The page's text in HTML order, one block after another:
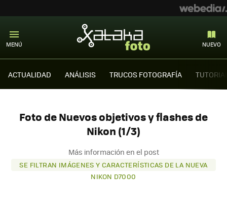
MENÚ NUEVO
ACTUALIDAD ANÁLISIS TRUCOS FOTOGRAFÍA
Foto de Nuevos objetivos y flashes de
Nikon (1/3)
Más información en el post
SE FILTRAN IMÁGENES Y CARACTERÍSTICAS DE LA NUEVA
NIKON D7000